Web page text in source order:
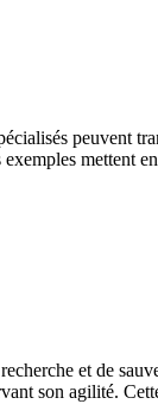
peuvent
mettent
et de
son agilité.